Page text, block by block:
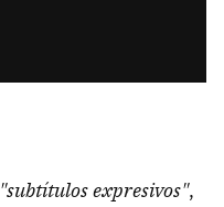
"subtítulos expresivos",